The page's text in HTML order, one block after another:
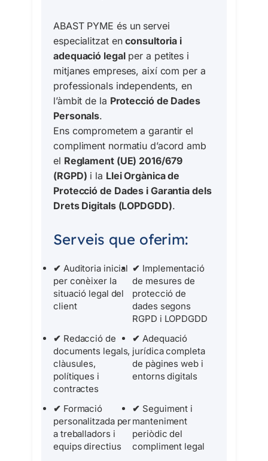
ABAST PYME és un servei
especialitzat enconsultoria i
adequació legalper a petites i
mitjanes empreses, així com per a
professionals independents, en
l’àmbit de la Protecció de Dades
Personals.
Ens comprometem a garantir el
compliment normatiu d’acord amb
el Reglament (UE) 2016/679
(RGPD) i la Llei Orgànica de
Protecció de Dades i Garantia dels
Drets Digitals (LOPDGDD).
Serveis que oferim:
✔ Auditoria inicial
per conèixer la
situació legal del
client
✔ Implementació
de mesures de
protecció de
dades segons
RGPD i LOPDGDD
✔ Redacció de
documents legals,
clàusules,
polítiques i
contractes
✔ Adequació
jurídica completa
de pàgines web i
entorns digitals
✔ Formació
personalitzada per
a treballadors i
equips directius
✔ Seguiment i
manteniment
periòdic del
compliment legal